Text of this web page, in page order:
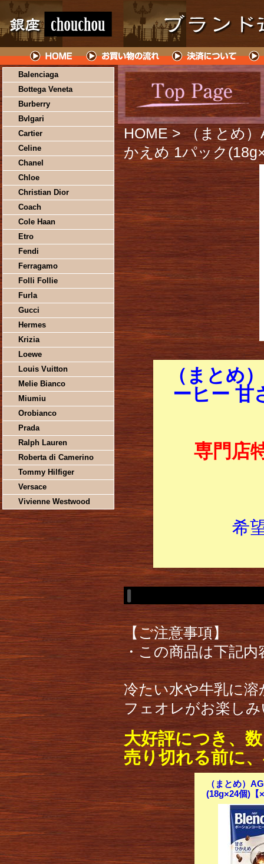
Balenciaga
Bottega Veneta
Burberry
Bvlgari
Cartier
Celine
Chanel
Chloe
Christian Dior
Coach
Cole Haan
Etro
Fendi
Ferragamo
Folli Follie
Furla
Gucci
Hermes
Krizia
Loewe
Louis Vuitton
Melie Bianco
Miumiu
Orobianco
Prada
Ralph Lauren
Roberta di Camerino
Tommy Hilfiger
Versace
Vivienne Westwood
HOME > （まとめ
かえめ 1パック
（まとめ
ーヒー 甘
専門店
希
【ご注意事項】
・この商品は下記
冷たい水や牛乳に
フェオレがお楽し
大好評につき、
売り切れる前に
（まとめ）
(18g×24個)【